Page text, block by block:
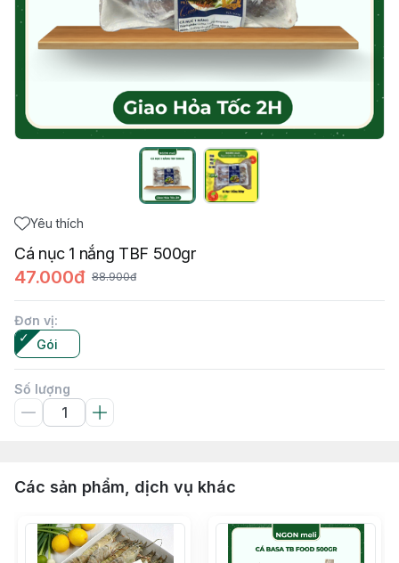
Yêu thích
Cá nục 1 nắng TBF 500gr
47.000đ 88.900đ
Đơn vị:
Gói
Số lượng
Các sản phẩm, dịch vụ khác